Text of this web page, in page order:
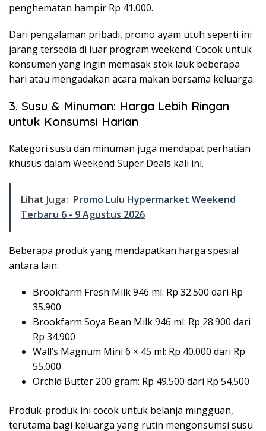
penghematan hampir Rp 41.000.
Dari pengalaman pribadi, promo ayam utuh seperti ini
jarang tersedia di luar program weekend. Cocok untuk
konsumen yang ingin memasak stok lauk beberapa
hari atau mengadakan acara makan bersama keluarga.
3. Susu & Minuman: Harga Lebih Ringan
untuk Konsumsi Harian
Kategori susu dan minuman juga mendapat perhatian
khusus dalam Weekend Super Deals kali ini.
Lihat Juga: Promo Lulu Hypermarket Weekend
Terbaru 6 - 9 Agustus 2026
Beberapa produk yang mendapatkan harga spesial
antara lain:
Brookfarm Fresh Milk 946 ml: Rp 32.500 dari Rp
35.900
Brookfarm Soya Bean Milk 946 ml: Rp 28.900 dari
Rp 34.900
Wall’s Magnum Mini 6 × 45 ml: Rp 40.000 dari Rp
55.000
Orchid Butter 200 gram: Rp 49.500 dari Rp 54.500
Produk-produk ini cocok untuk belanja mingguan,
terutama bagi keluarga yang rutin mengonsumsi susu